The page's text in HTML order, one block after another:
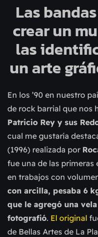
Las
crear un
las
un arte
En los ’90 en nuestro
de rock barrial que nos
Patricio Rey y sus
cual me gustaría
(1996) realizada por
fue una de las primeras
en trabajos con
con arcilla, pesaba 6
que le agregó una
fotografió. El original
de Bellas Artes de La